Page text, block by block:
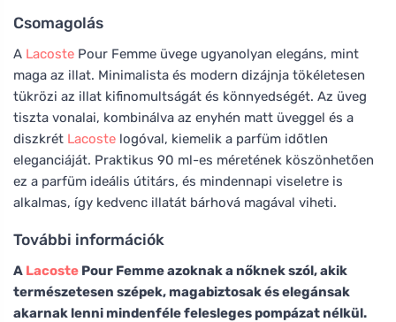
Csomagolás
A Lacoste Pour Femme üvege ugyanolyan elegáns, mint
maga az illat. Minimalista és modern dizájnja tökéletesen
tükrözi az illat kifinomultságát és könnyedségét. Az üveg
tiszta vonalai, kombinálva az enyhén matt üveggel és a
diszkrét Lacoste logóval, kiemelik a parfüm időtlen
eleganciáját. Praktikus 90 ml-es méretének köszönhetően
ez a parfüm ideális útitárs, és mindennapi viseletre is
alkalmas, így kedvenc illatát bárhová magával viheti.
További információk
A Lacoste Pour Femme azoknak a nőknek szól, akik
természetesen szépek, magabiztosak és elegánsak
akarnak lenni mindenféle felesleges pompázat nélkül.